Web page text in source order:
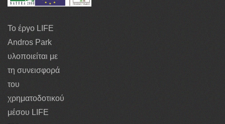
Το έργο LIFE
Andros Park
υλοποιείται με
τη συνεισφορά
του
χρηματοδοτικού
μέσου LIFE